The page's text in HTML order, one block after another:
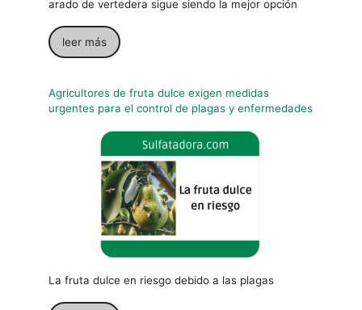
arado de vertedera sigue siendo la mejor opción
leer más
Agricultores de fruta dulce exigen medidas
urgentes para el control de plagas y enfermedades
La fruta dulce en riesgo debido a las plagas